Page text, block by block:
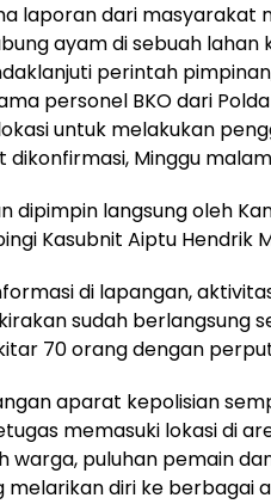
laporan dari masyarakat
ayam di sebuah lahan
perintah
personel BKO dari
untuk melakukan
dikonfirmasi, Minggu
dipimpin langsung oleh
Kasubnit Aiptu Hendrik
di lapangan,
sudah berlangsung
70 orang dengan
aparat kepolisian
memasuki lokasi di
warga, puluhan pemain
melarikan diri ke berbagai